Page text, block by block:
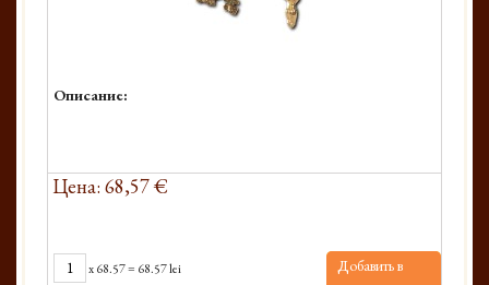
Описание:
Цена: 68,57 €
x68.57= 68.57 lei
Добавить в